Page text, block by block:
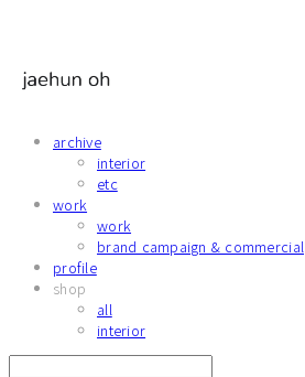
archive
interior
etc
work
work
brand campaign & commercial
profile
shop
all
interior